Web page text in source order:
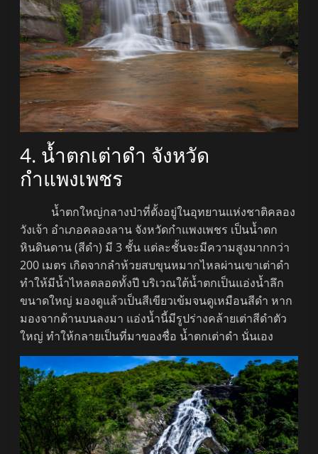
4. น้ำตกเต่าดำ จังหวัด
กำแพงเพชร
น้ำตกใหญ่กลางป่าที่ตั้งอยู่ในอุทยานแห่งชาติคลอง
วังเจ้า อำเภอคลองลาน จังหวัดกำแพงเพชร เป็นน้ำตก
หินดินดาน (สีดำ) มี 3 ชั้น แต่ละชั้นจะมีความสูงมากกว่า
200 เมตร เกิดจากลำห้วยสบขุนหมากไหลผ่านเขาเต่าดำ
ทำให้มีน้ำไหลตลอดทั้งปี บริเวณใต้น้ำตกเป็นแอ่งน้ำลึก
ขนาดใหญ่ มองดูแล้วเป็นสีเขียวเข้มจนดูเหมือนสีดำ หาก
มองจากด้านบนลงมา แอ่งน้ำนี้มีรูปร่างคล้ายเต่าสีดำตัว
ใหญ่ ทำให้กลายเป็นที่มาของชื่อ น้ำตกเต่าดำ นั่นเอง